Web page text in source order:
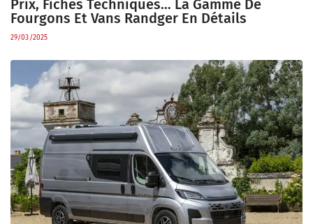
Prix, Fiches Techniques… La Gamme De
Fourgons Et Vans Randger En Détails
29/03/2025